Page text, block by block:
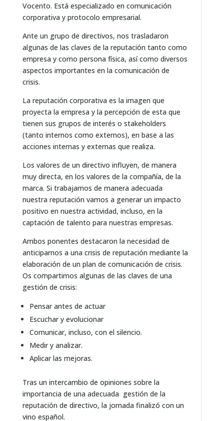
Vocento. Está especializado en comunicación
corporativa y protocolo empresarial.
Ante un grupo de directivos, nos trasladaron
algunas de las claves de la reputación tanto como
empresa y como persona física, así como diversos
aspectos importantes en la comunicación de
crisis.
La reputación corporativa es la imagen que
proyecta la empresa y la percepción de esta que
tienen sus grupos de interés o stakeholders
(tanto internos como externos), en base a las
acciones internas y externas que realiza.
Los valores de un directivo influyen, de manera
muy directa, en los valores de la compañía, de la
marca. Si trabajamos de manera adecuada
nuestra reputación vamos a generar un impacto
positivo en nuestra actividad, incluso, en la
captación de talento para nuestras empresas.
Ambos ponentes destacaron la necesidad de
anticiparnos a una crisis de reputación mediante la
elaboración de un plan de comunicación de crisis.
Os compartimos algunas de las claves de una
gestión de crisis:
Pensar antes de actuar
Escuchar y evolucionar
Comunicar, incluso, con el silencio.
Medir y analizar.
Aplicar las mejoras.
Tras un intercambio de opiniones sobre la
importancia de una adecuada gestión de la
reputación de directivo, la jornada finalizó con un
vino español.